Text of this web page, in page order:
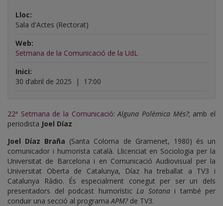
Lloc:
Sala d'Actes (Rectorat)
Web:
Setmana de la Comunicació de la UdL
Inici:
30 d’abril de 2025
| 17:00
22ª Setmana de la Comunicació:Alguna Polèmica Més?; amb el
periodista Joel Díaz
Joel Díaz Braña (Santa Coloma de Gramenet, 1980) és un
comunicador i humorista català. Llicenciat en Sociologia per la
Universitat de Barcelona i en Comunicació Audiovisual per la
Universitat Oberta de Catalunya, Díaz ha treballat a TV3 i
Catalunya Ràdio. És especialment conegut per ser un dels
presentadors del podcast humorístic La Sotana i també per
conduir una secció al programa APM?de TV3.